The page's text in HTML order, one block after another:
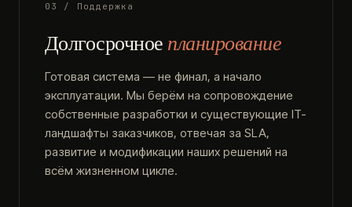
03 / Поддержка
Долгосрочное планирование
Готовая система — не финал, а начало
эксплуатации. Мы берём на сопровождение
собственные разработки и существующие IT-
ландшафты заказчиков, отвечая за SLA,
развитие и модификации наших решений на
всём жизненном цикле.